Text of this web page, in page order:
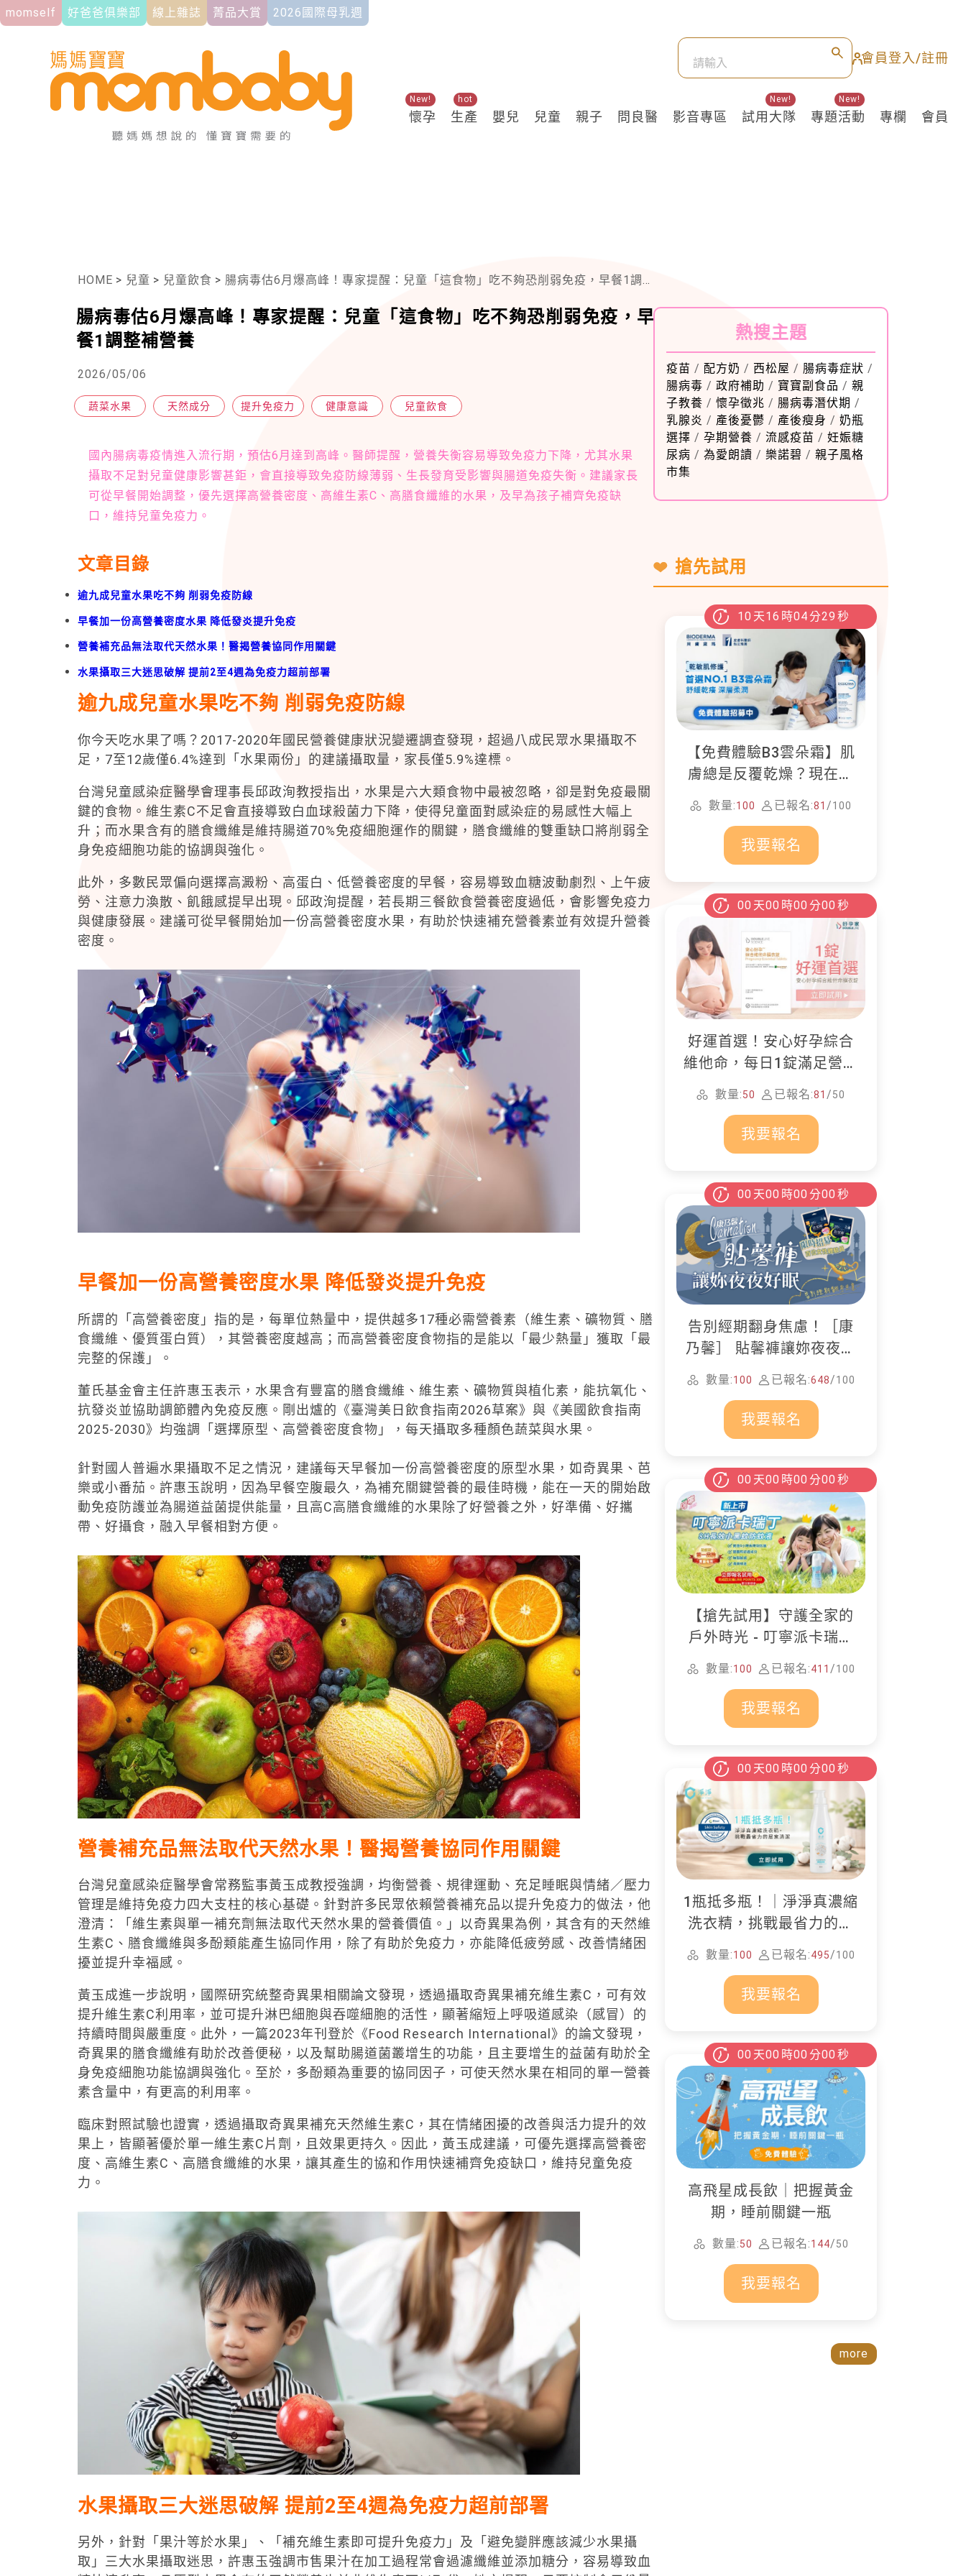
momself 好爸爸俱樂部 線上雜誌 菁品大賞 2026國際母乳週
會員登入/註冊
懷孕
New!
生產
hot
嬰兒 兒童 親子 問良醫 影音專區 試用大隊
New!
專題活動
New!
專欄 會員
HOME > 兒童 > 兒童飲食 > 腸病毒估6月爆高峰！專家提醒：兒童「這食物」吃不夠恐削弱免疫，早餐1調整補營養
腸病毒估6月爆高峰！專家提醒：兒童「這食物」吃不夠恐削弱免疫，早
餐1調整補營養
2026/05/06
蔬菜水果 天然成分 提升免疫力 健康意識 兒童飲食
國內腸病毒疫情進入流行期，預估6月達到高峰。醫師提醒，營養失衡容易導致免疫力下降，尤其水果
攝取不足對兒童健康影響甚鉅，會直接導致免疫防線薄弱、生長發育受影響與腸道免疫失衡。建議家長
可從早餐開始調整，優先選擇高營養密度、高維生素C、高膳食纖維的水果，及早為孩子補齊免疫缺
口，維持兒童免疫力。
文章目錄
逾九成兒童水果吃不夠 削弱免疫防線
早餐加一份高營養密度水果 降低發炎提升免疫
營養補充品無法取代天然水果！醫揭營養協同作用關鍵
水果攝取三大迷思破解 提前2至4週為免疫力超前部署
逾九成兒童水果吃不夠 削弱免疫防線
你今天吃水果了嗎？2017-2020年國民營養健康狀況變遷調查發現，超過八成民眾水果攝取不
足，7至12歲僅6.4%達到「水果兩份」的建議攝取量，家長僅5.9%達標。
台灣兒童感染症醫學會理事長邱政洵教授指出，水果是六大類食物中最被忽略，卻是對免疫最關
鍵的食物。維生素C不足會直接導致白血球殺菌力下降，使得兒童面對感染症的易感性大幅上
升；而水果含有的膳食纖維是維持腸道70%免疫細胞運作的關鍵，膳食纖維的雙重缺口將削弱全
身免疫細胞功能的協調與強化。
此外，多數民眾偏向選擇高澱粉、高蛋白、低營養密度的早餐，容易導致血糖波動劇烈、上午疲
勞、注意力渙散、飢餓感提早出現。邱政洵提醒，若長期三餐飲食營養密度過低，會影響免疫力
與健康發展。建議可從早餐開始加一份高營養密度水果，有助於快速補充營養素並有效提升營養
密度。
早餐加一份高營養密度水果 降低發炎提升免疫
所謂的「高營養密度」指的是，每單位熱量中，提供越多17種必需營養素（維生素、礦物質、膳
食纖維、優質蛋白質），其營養密度越高；而高營養密度食物指的是能以「最少熱量」獲取「最
完整的保護」。
董氏基金會主任許惠玉表示，水果含有豐富的膳食纖維、維生素、礦物質與植化素，能抗氧化、
抗發炎並協助調節體內免疫反應。剛出爐的《臺灣美日飲食指南2026草案》與《美國飲食指南
2025-2030》均強調「選擇原型、高營養密度食物」，每天攝取多種顏色蔬菜與水果。
針對國人普遍水果攝取不足之情況，建議每天早餐加一份高營養密度的原型水果，如奇異果、芭
樂或小番茄。許惠玉說明，因為早餐空腹最久，為補充關鍵營養的最佳時機，能在一天的開始啟
動免疫防護並為腸道益菌提供能量，且高C高膳食纖維的水果除了好營養之外，好準備、好攜
帶、好攝食，融入早餐相對方便。
營養補充品無法取代天然水果！醫揭營養協同作用關鍵
台灣兒童感染症醫學會常務監事黃玉成教授強調，均衡營養、規律運動、充足睡眠與情緒／壓力
管理是維持免疫力四大支柱的核心基礎。針對許多民眾依賴營養補充品以提升免疫力的做法，他
澄清：「維生素與單一補充劑無法取代天然水果的營養價值。」以奇異果為例，其含有的天然維
生素C、膳食纖維與多酚類能產生協同作用，除了有助於免疫力，亦能降低疲勞感、改善情緒困
擾並提升幸福感。
黃玉成進一步說明，國際研究統整奇異果相關論文發現，透過攝取奇異果補充維生素C，可有效
提升維生素C利用率，並可提升淋巴細胞與吞噬細胞的活性，顯著縮短上呼吸道感染（感冒）的
持續時間與嚴重度。此外，一篇2023年刊登於《Food Research International》的論文發現，
奇異果的膳食纖維有助於改善便秘，以及幫助腸道菌叢增生的功能，且主要增生的益菌有助於全
身免疫細胞功能協調與強化。至於，多酚類為重要的協同因子，可使天然水果在相同的單一營養
素含量中，有更高的利用率。
臨床對照試驗也證實，透過攝取奇異果補充天然維生素C，其在情緒困擾的改善與活力提升的效
果上，皆顯著優於單一維生素C片劑，且效果更持久。因此，黃玉成建議，可優先選擇高營養密
度、高維生素C、高膳食纖維的水果，讓其產生的協和作用快速補齊免疫缺口，維持兒童免疫
力。
水果攝取三大迷思破解 提前2至4週為免疫力超前部署
另外，針對「果汁等於水果」、「補充維生素即可提升免疫力」及「避免變胖應該減少水果攝
取」三大水果攝取迷思，許惠玉強調市售果汁在加工過程常會過濾纖維並添加糖分，容易導致血
熱搜主題
疫苗 / 配方奶 / 西松屋 / 腸病毒症狀 /
腸病毒 / 政府補助 / 寶寶副食品 / 親
子教養 / 懷孕徵兆 / 腸病毒潛伏期 /
乳腺炎 / 產後憂鬱 / 產後瘦身 / 奶瓶
選擇 / 孕期營養 / 流感疫苗 / 妊娠糖
尿病 / 為愛朗讀 / 樂諾碧 / 親子風格
市集
搶先試用
10 天16 時04分27 秒
【免費體驗B3雲朵霜】肌
膚總是反覆乾燥？現在就
加入貝膚黛瑪修護體驗計
畫！
數量:100 已報名:81 /100
我要報名
00 天00 時00 分00 秒
好運首選！安心好孕綜合
維他命，每日1錠滿足營養
所需
數量:50 已報名:81 /50
我要報名
00 天00 時00 分00 秒
告別經期翻身焦慮！［康
乃馨］ 貼馨褲讓妳夜夜好
數量:100 已報名:648/100
我要報名
00 天00 時00 分00 秒
【搶先試用】守護全家的
戶外時光 - 叮寧派卡瑞丁
防蚊液
數量:100 已報名:411 /100
我要報名
00 天00 時00 分00 秒
1瓶抵多瓶！｜淨淨真濃縮
洗衣精，挑戰最省力的居
家清潔
數量:100 已報名:495/100
我要報名
00 天00 時00 分00 秒
高飛星成長飲｜把握黃金
期，睡前關鍵一瓶
數量:50 已報名:144/50
我要報名
more